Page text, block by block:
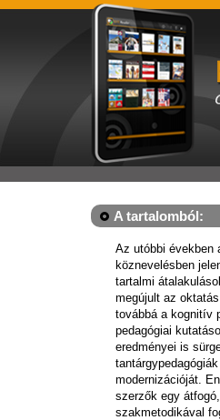
A tartalomból:
Az utóbbi években
köznevelésben
tartalmi
megújult az
továbbá a kognitív
pedagógiai
eredményei is
modernizációját.
szerzők egy
szakmetodikával